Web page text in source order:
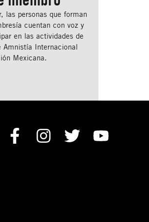
las personas que forman
cuentan con voz y
en las actividades de
Amnistía Internacional
Mexicana.